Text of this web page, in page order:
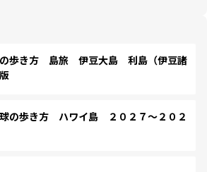
歩き方 島旅 伊豆大島 利島（伊豆諸
の歩き方 ハワイ島 ２０２７～２０２